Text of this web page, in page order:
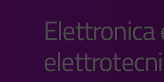
Elettronica